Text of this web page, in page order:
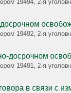
19494, 2-я
19492, 2-я
досрочном
19491, 2-я
в связи с